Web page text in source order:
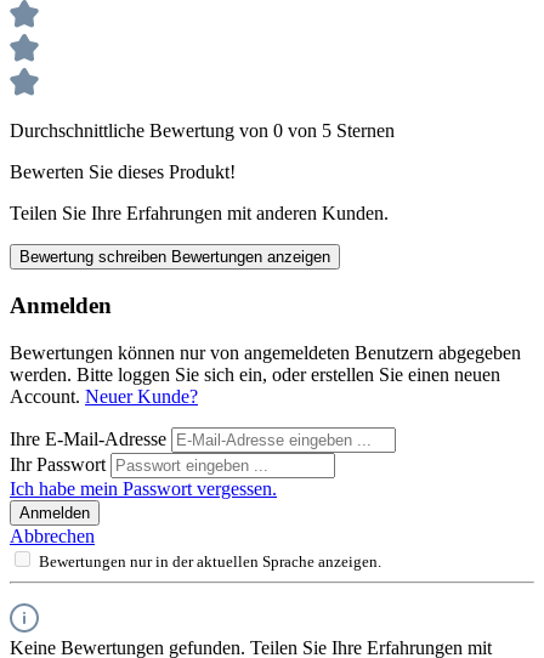
Durchschnittliche Bewertung von 0 von 5 Sternen
Bewerten Sie dieses Produkt!
Teilen Sie Ihre Erfahrungen mit anderen Kunden.
Bewertung schreiben Bewertungen anzeigen
Anmelden
Bewertungen können nur von angemeldeten Benutzern abgegeben
werden. Bitte loggen Sie sich ein, oder erstellen Sie einen neuen
Account. Neuer Kunde?
Ihre E-Mail-Adresse
Ihr Passwort
Ich habe mein Passwort vergessen.
Anmelden
Abbrechen
Bewertungen nur in der aktuellen Sprache anzeigen.
Keine Bewertungen gefunden. Teilen Sie Ihre Erfahrungen mit